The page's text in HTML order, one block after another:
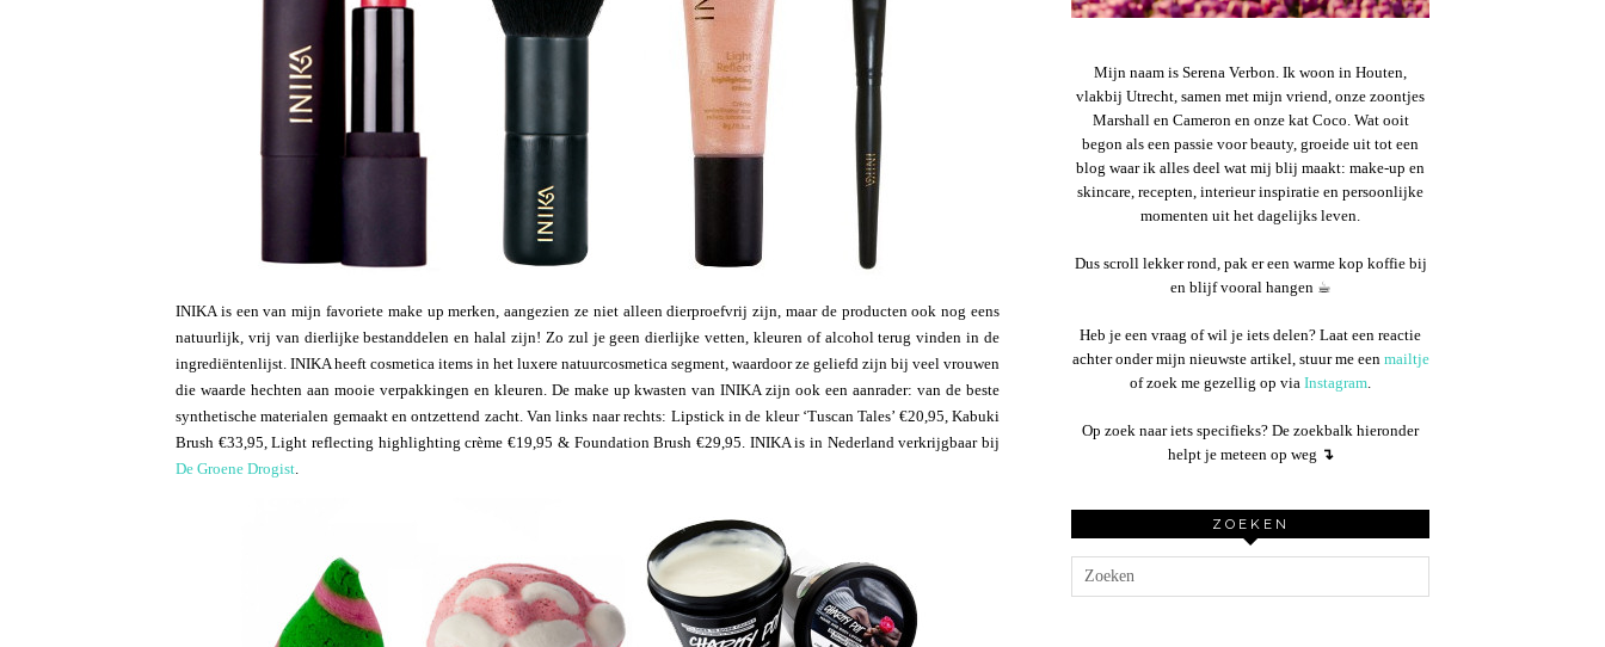
INIKA is een van mijn favoriete make up merken, aangezien ze niet alleen dierproefvrij zijn, maar de producten ook nog eens
natuurlijk, vrij van dierlijke bestanddelen en halal zijn! Zo zul je geen dierlijke vetten, kleuren of alcohol terug vinden in de
ingrediëntenlijst. INIKA heeft cosmetica items in het luxere natuurcosmetica segment, waardoor ze geliefd zijn bij veel vrouwen
die waarde hechten aan mooie verpakkingen en kleuren. De make up kwasten van INIKA zijn ook een aanrader: van de beste
synthetische materialen gemaakt en ontzettend zacht. Van links naar rechts: Lipstick in de kleur ‘Tuscan Tales’ €20,95, Kabuki
Brush €33,95, Light reflecting highlighting crème €19,95 & Foundation Brush €29,95. INIKA is in Nederland verkrijgbaar bij
De Groene Drogist
Mijn naam is Serena Verbon. Ik woon in Houten,
vlakbij Utrecht, samen met mijn vriend, onze zoontjes
Marshall en Cameron en onze kat Coco. Wat ooit
begon als een passie voor beauty, groeide uit tot een
blog waar ik alles deel wat mij blij maakt: make-up en
skincare, recepten, interieur inspiratie en persoonlijke
momenten uit het dagelijks leven.
Dus scroll lekker rond, pak er een warme kop koffie bij
en blijf vooral hangen ☕︎
Heb je een vraag of wil je iets delen? Laat een reactie
achter onder mijn nieuwste artikel, stuur me een mailtje
of zoek me gezellig op via Instagram.
Op zoek naar iets specifieks? De zoekbalk hieronder
helpt je meteen op weg ↴
ZOEKEN